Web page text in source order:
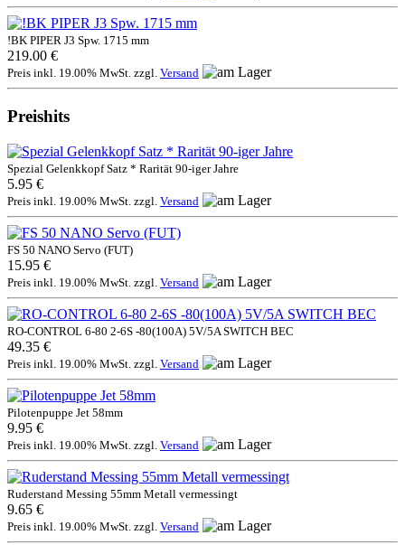
!BK PIPER J3 Spw. 1715 mm
219.00 €
Preis inkl. 19.00% MwSt. zzgl. Versand
Preishits
Spezial Gelenkkopf Satz * Rarität 90-iger Jahre
5.95 €
Preis inkl. 19.00% MwSt. zzgl. Versand
FS 50 NANO Servo (FUT)
15.95 €
Preis inkl. 19.00% MwSt. zzgl. Versand
RO-CONTROL 6-80 2-6S -80(100A) 5V/5A SWITCH BEC
49.35 €
Preis inkl. 19.00% MwSt. zzgl. Versand
Pilotenpuppe Jet 58mm
9.95 €
Preis inkl. 19.00% MwSt. zzgl. Versand
Ruderstand Messing 55mm Metall vermessingt
9.65 €
Preis inkl. 19.00% MwSt. zzgl. Versand